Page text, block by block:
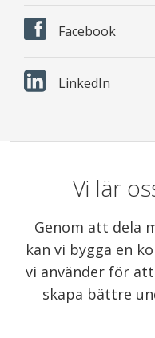
Facebook
LinkedIn
Vi lär
Genom att dela
kan vi bygga en
vi använder för
skapa bättre